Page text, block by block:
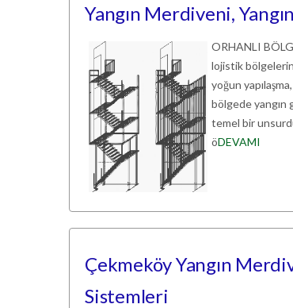
Yangın Merdiveni,
ORHANLI
lojistik
yoğun
bölgede yangın
temel bir
öDEVAMI
Çekmeköy Yangın
Sistemleri